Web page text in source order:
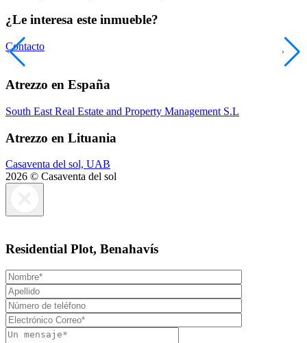
¿Le interesa este inmueble?
Contacto
Atrezzo en España
South East Real Estate and Property Management S.L
Atrezzo en Lituania
Casaventa del sol, UAB
2026 © Casaventa del sol
Residential Plot, Benahavís